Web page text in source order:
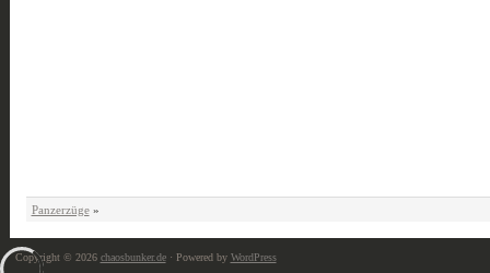
Panzerzüge»
Copyright © 2026 chaosbunker.de· Powered by WordPress